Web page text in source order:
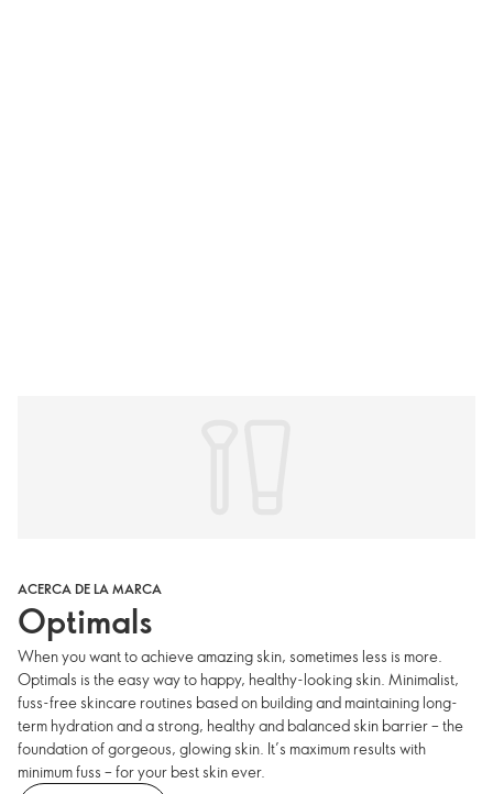
ACERCA DE LA MARCA
Optimals
When you want to achieve amazing skin, sometimes less is more.
Optimals is the easy way to happy, healthy-looking skin. Minimalist,
fuss-free skincare routines based on building and maintaining long-
term hydration and a strong, healthy and balanced skin barrier – the
foundation of gorgeous, glowing skin. It’s maximum results with
minimum fuss – for your best skin ever.